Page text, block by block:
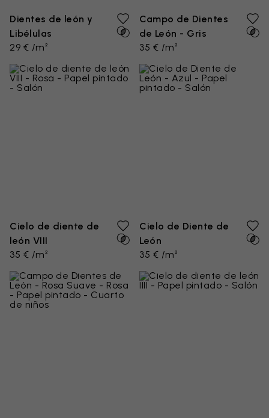
Dientes de león y
Libélulas
29 € /m²
Campo de Dientes
de León - Gris
35 € /m²
Cielo de diente de
león VIII
35 € /m²
Cielo de Diente de
León
35 € /m²